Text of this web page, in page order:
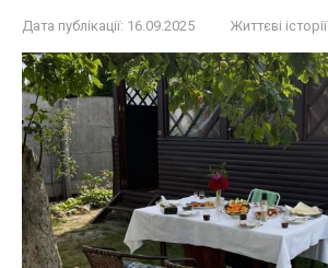
Дата публікації: 16.09.2025 Життєві історії